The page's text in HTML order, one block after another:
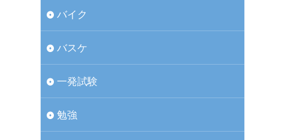
バイク
バスケ
一発試験
勉強